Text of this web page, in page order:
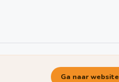
Ga naar website